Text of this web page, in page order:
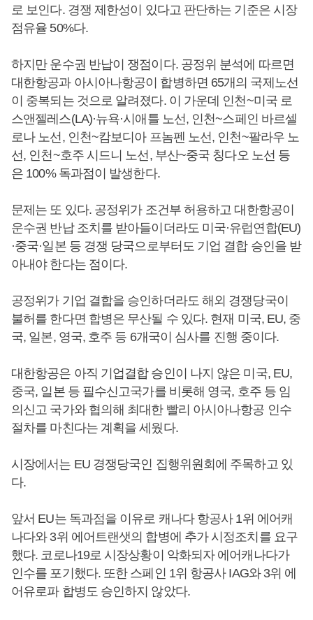
로 보인다. 경쟁 제한성이 있다고 판단하는 기준은 시장
점유율 50%다.
하지만 운수권 반납이 쟁점이다. 공정위 분석에 따르면
대한항공과 아시아나항공이 합병하면 65개의 국제노선
이 중복되는 것으로 알려졌다. 이 가운데 인천~미국 로
스앤젤레스(LA)·뉴욕·시애틀 노선, 인천~스페인 바르셀
로나 노선, 인천~캄보디아 프놈펜 노선, 인천~팔라우 노
선, 인천~호주 시드니 노선, 부산~중국 칭다오 노선 등
은 100% 독과점이 발생한다.
문제는 또 있다. 공정위가 조건부 허용하고 대한항공이
운수권 반납 조치를 받아들이더라도 미국·유럽연합(EU)
·중국·일본 등 경쟁 당국으로부터도 기업 결합 승인을 받
아내야 한다는 점이다.
공정위가 기업 결합을 승인하더라도 해외 경쟁당국이
불허를 한다면 합병은 무산될 수 있다. 현재 미국, EU, 중
국, 일본, 영국, 호주 등 6개국이 심사를 진행 중이다.
대한항공은 아직 기업결합 승인이 나지 않은 미국, EU,
중국, 일본 등 필수신고국가를 비롯해 영국, 호주 등 임
의신고 국가와 협의해 최대한 빨리 아시아나항공 인수
절차를 마친다는 계획을 세웠다.
시장에서는 EU 경쟁당국인 집행위원회에 주목하고 있
다.
앞서 EU는 독과점을 이유로 캐나다 항공사 1위 에어캐
나다와 3위 에어트랜샛의 합병에 추가 시정조치를 요구
했다. 코로나19로 시장상황이 악화되자 에어캐나다가
인수를 포기했다. 또한 스페인 1위 항공사 IAG와 3위 에
어유로파 합병도 승인하지 않았다.